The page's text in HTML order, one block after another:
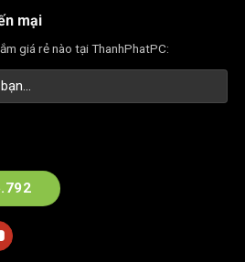
mại
giá rẻ nào tại ThanhPhatPC: